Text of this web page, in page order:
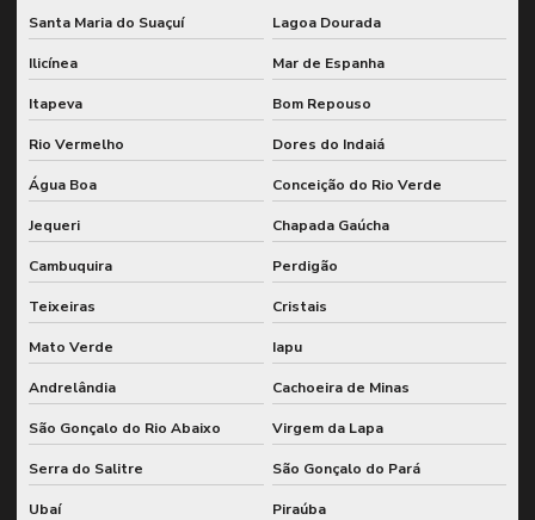
Santa Maria do Suaçuí Lagoa Dourada
Ilicínea Mar de Espanha
Itapeva Bom Repouso
Rio Vermelho Dores do Indaiá
Água Boa Conceição do Rio Verde
Jequeri Chapada Gaúcha
Cambuquira Perdigão
Teixeiras Cristais
Mato Verde Iapu
Andrelândia Cachoeira de Minas
São Gonçalo do Rio Abaixo Virgem da Lapa
Serra do Salitre São Gonçalo do Pará
Ubaí Piraúba